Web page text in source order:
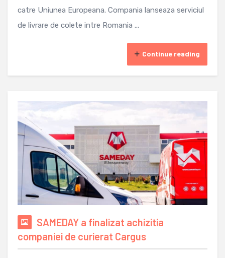
catre Uniunea Europeana. Compania lanseaza serviciul
de livrare de colete intre Romania ...
Continue reading
SAMEDAY a finalizat achizitia
companiei de curierat Cargus